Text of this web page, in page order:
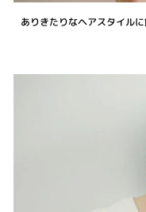
ありきたりなヘアスタイル